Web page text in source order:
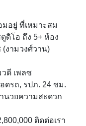
อยู่ ที่เหมาะสม
ดิโอ ถึง 5+ ห้อง
งามวงศ์วาน)
ดี เพลซ
ดรถ, รปภ. 24 ชม.
นวยความสะดวก
ติดต่อเรา